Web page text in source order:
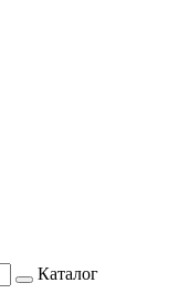
Каталог